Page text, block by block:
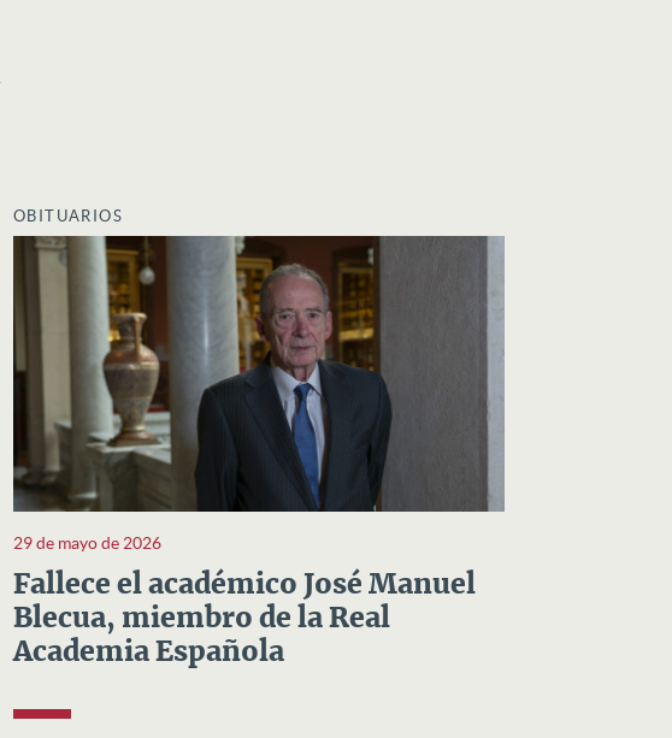
OBITUARIOS
29 de mayo de 2026
Fallece el académico José Manuel
Blecua, miembro de la Real
Academia Española